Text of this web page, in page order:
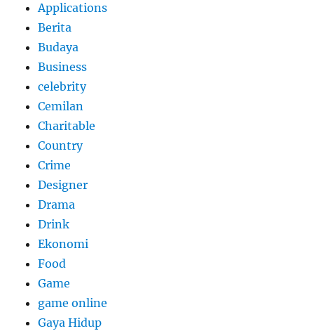
Applications
Berita
Budaya
Business
celebrity
Cemilan
Charitable
Country
Crime
Designer
Drama
Drink
Ekonomi
Food
Game
game online
Gaya Hidup